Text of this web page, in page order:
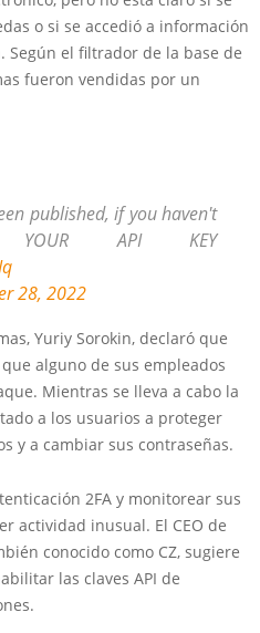
o si se accedió a información
el filtrador de la base de
fueron vendidas por un
published, if you haven't
YOUR API KEY
28, 2022
Yuriy Sorokin, declaró que
alguno de sus empleados
Mientras se lleva a cabo la
a los usuarios a proteger
y a cambiar sus contraseñas.
2FA y monitorear sus
actividad inusual. El CEO de
conocido como CZ, sugiere
las claves API de